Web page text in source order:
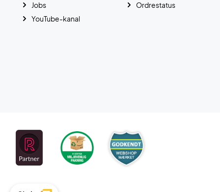
Ordrestatus
Jobs
YouTube-kanal